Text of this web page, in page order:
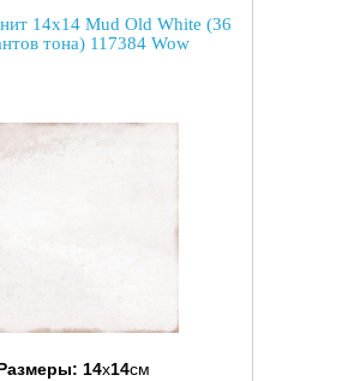
14x14 Mud Old White (36
тона) 117384 Wow
14x14см